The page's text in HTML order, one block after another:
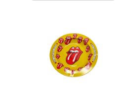
AMARILLO
ROLLING
STONES
cantidad